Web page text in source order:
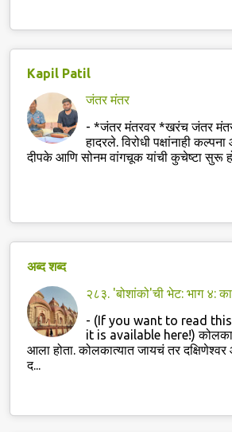
Kapil Patil
जंतर मंतर
- *जंतर मंतरवर *खरंच जंतर मंतर
हादरले. विरोधी पक्षांनाही
दीपके आणि सोनम वांगचूक यांची कुचेष्टा सुरू
अब्द शब्द
२८३. 'बोशांको'ची भेट: भाग ४:
- (If you want to read
it is available here!)
आला होता. कोलकात्यात जायचं तर
द...